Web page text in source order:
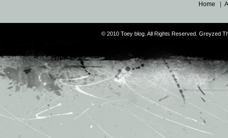
Home
© 2010 Toey blog. All Rights Reserved. Greyzed